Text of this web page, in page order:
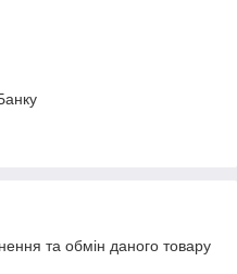
та обмін даного товару